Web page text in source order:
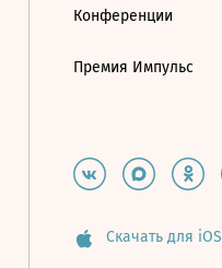
Конференции
Премия Импульс
Скачать для iOS